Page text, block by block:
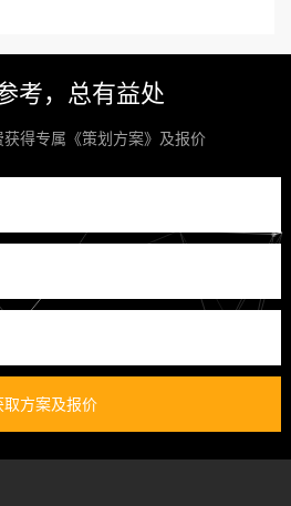
考，总有益处
得专属《策划方案》及报价
取方案及报价